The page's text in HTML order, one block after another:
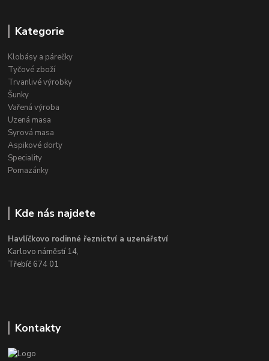
Kategorie
Klobásy a párečky
Tyčové zboží
Trvanlivé výrobky
Šunky
Vařená výroba
Uzená masa
Syrová masa
Aspikové dorty
Speciality
Pomazánky
Kde nás najdete
Havlíčkovo rodinné řeznictví a uzenářství
Karlovo náměstí 14,
Třebíč 674 01
Kontakty